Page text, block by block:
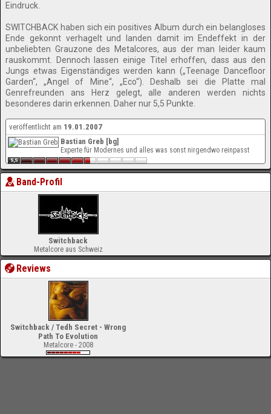
Eindruck.
SWITCHBACK haben sich ein positives Album durch ein belangloses
Ende gekonnt verhagelt und landen damit im Endeffekt in der
unbeliebten Grauzone des Metalcores, aus der man leider kaum
rauskommt. Dennoch lassen einige Titel erhoffen, dass aus den
Jungs etwas Eigenständiges werden kann („Teenage Dancefloor
Garden“, „Angel of Mine“, „Eco“). Deshalb sei die Platte mal
Genrefreunden ans Herz gelegt, alle anderen werden nichts
besonderes darin erkennen. Daher nur 5,5 Punkte.
veröffentlicht am 19.01.2007
Bastian Greb [bg]
Experte für Modernes und alles was sonst nirgendwo reinpasst
Band-Profil
Switchback
Metalcore aus Schweiz
Reviews
Switchback / Tedh Secret - Wrong
Path To Evolution
Metalcore - 2008